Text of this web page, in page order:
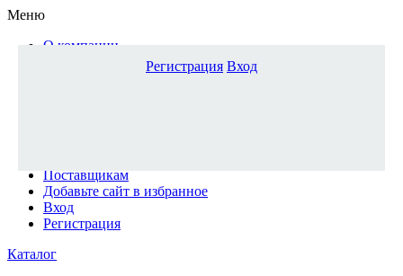
Меню
О компании
Доставка и оплата
Поставщикам
Добавьте сайт в избранное
Вход
Регистрация
Каталог
Регистрация Вход